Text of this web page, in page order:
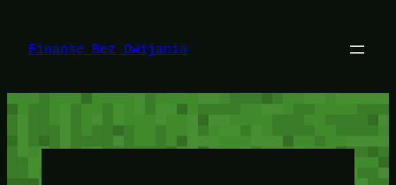
treści
Finanse Bez Owijania